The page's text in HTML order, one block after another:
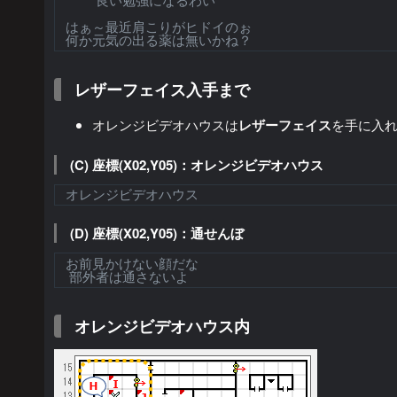
はぁ～最近肩こりがヒドイのぉ
何か元気の出る薬は無いかね？
レザーフェイス入手まで
オレンジビデオハウスはレザーフェイスを手に入
(C) 座標(X02,Y05)：オレンジビデオハウス
オレンジビデオハウス
(D) 座標(X02,Y05)：通せんぼ
お前見かけない顔だな
部外者は通さないよ
オレンジビデオハウス内